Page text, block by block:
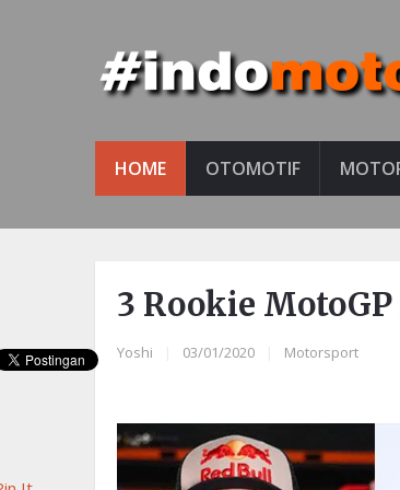
HOME OTOMOTIF
3 Rookie MotoGP
Yoshi 03/01/2020 Motorsport